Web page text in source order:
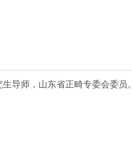
导师，山东省正畸专委会委员。